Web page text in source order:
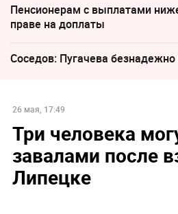
Пенсионерам с выплатами
праве на доплаты
Соседов: Пугачева безнадежно
26 мая, 17:49
Три человека
завалами после
Липецке